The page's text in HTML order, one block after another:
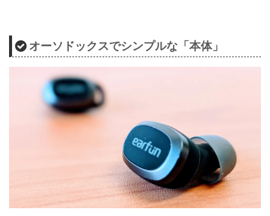
オーソドックスでシンプルな「本体」